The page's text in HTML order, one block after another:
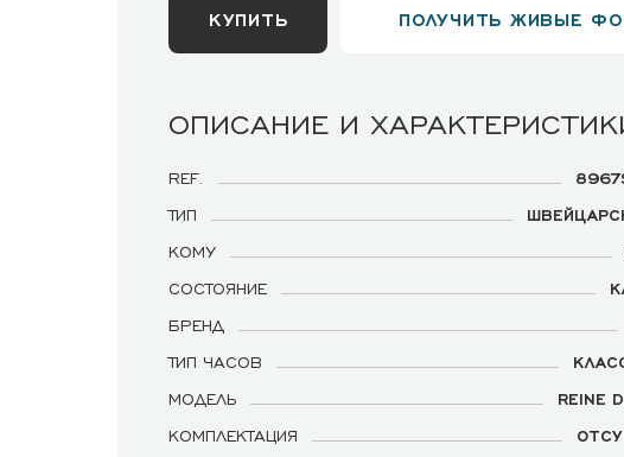
КУПИТЬ ПОЛУЧИТЬ ЖИВЫЕ
ОПИСАНИЕ И
REF.
ТИП
КОМУ
СОСТОЯНИЕ
БРЕНД
ТИП ЧАСОВ
МОДЕЛЬ
REINE
КОМПЛЕКТАЦИЯ